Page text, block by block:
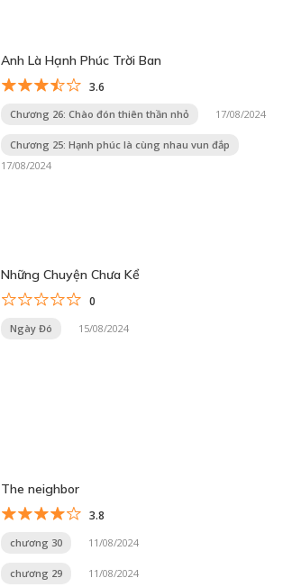
Anh Là Hạnh Phúc Trời Ban
3.6
Chương 26: Chào đón thiên thần nhỏ 17/08/2024
Chương 25: Hạnh phúc là cùng nhau vun đắp
17/08/2024
Những Chuyện Chưa Kể
0
Ngày Đó 15/08/2024
The neighbor
3.8
chương 30 11/08/2024
chương 29 11/08/2024